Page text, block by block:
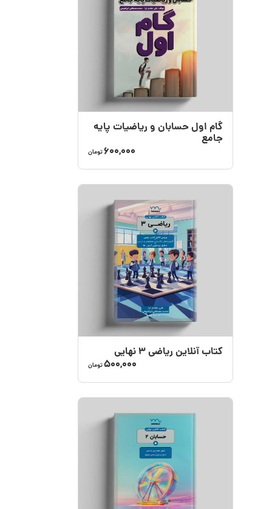
گام اول حسابان و ریاضیات پایه
جامع
600,000تومان
کتاب آنلاین ریاضی 3 نهایی
500,000تومان